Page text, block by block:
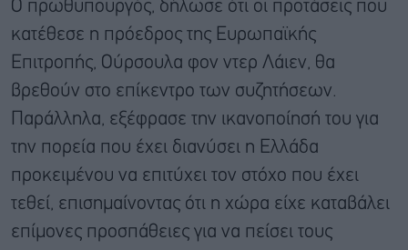
Ο πρωθυπουργός, δήλωσε ότι οι προτάσεις που
κατέθεσε η πρόεδρος της Ευρωπαϊκής
Επιτροπής, Ούρσουλα φον ντερ Λάιεν, θα
βρεθούν στο επίκεντρο των συζητήσεων.
Παράλληλα, εξέφρασε την ικανοποίησή του για
την πορεία που έχει διανύσει η Ελλάδα
προκειμένου να επιτύχει τον στόχο που έχει
τεθεί, επισημαίνοντας ότι η χώρα είχε καταβάλει
επίμονες προσπάθειες για να πείσει τους